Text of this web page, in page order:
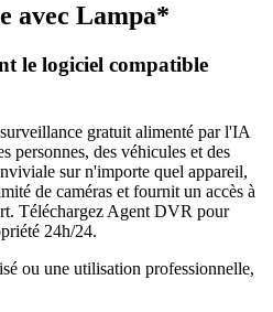
avec Lampa*
le logiciel compatible
gratuit alimenté par l'IA
personnes, des véhicules et des
sur n'importe quel appareil,
de caméras et fournit un accès à
Téléchargez Agent DVR pour
24h/24.
ou une utilisation professionnelle,